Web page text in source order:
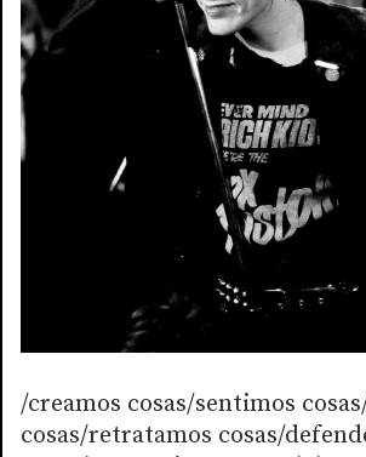
/creamos cosas/sentimos
cosas/retratamos cosas/